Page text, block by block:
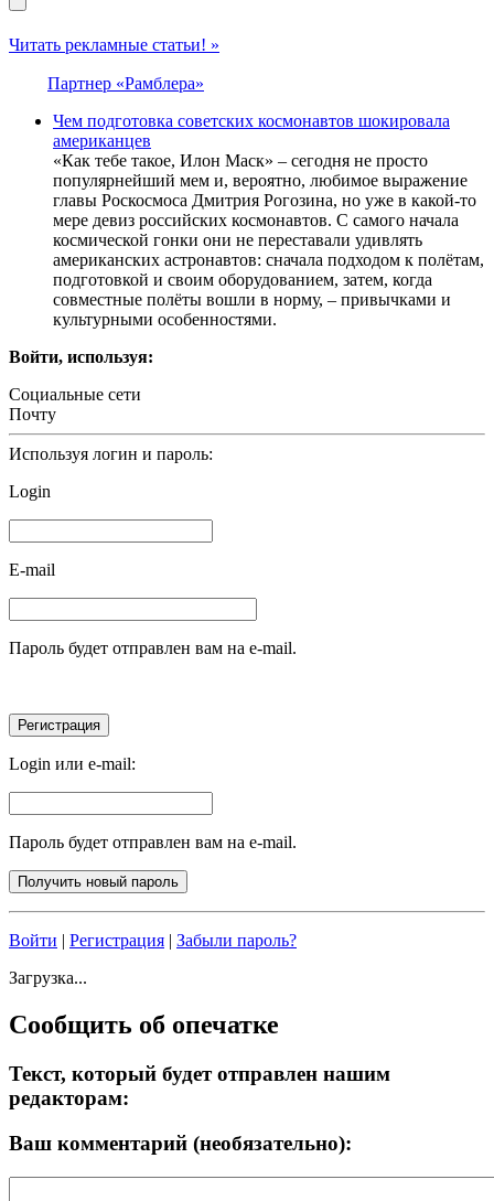
Читать рекламные статьи! »
Партнер «Рамблера»
Чем подготовка советских космонавтов шокировала
американцев
«Как тебе такое, Илон Маск» – сегодня не просто
популярнейший мем и, вероятно, любимое выражение
главы Роскосмоса Дмитрия Рогозина, но уже в какой-то
мере девиз российских космонавтов. С самого начала
космической гонки они не переставали удивлять
американских астронавтов: сначала подходом к полётам,
подготовкой и своим оборудованием, затем, когда
совместные полёты вошли в норму, – привычками и
культурными особенностями.
Войти, используя:
Социальные сети
Почту
Используя логин и пароль:
Login
E-mail
Пароль будет отправлен вам на e-mail.
Login или e-mail:
Пароль будет отправлен вам на e-mail.
Войти | Регистрация | Забыли пароль?
Загрузка...
Сообщить об опечатке
Текст, который будет отправлен нашим
редакторам:
Ваш комментарий (необязательно):